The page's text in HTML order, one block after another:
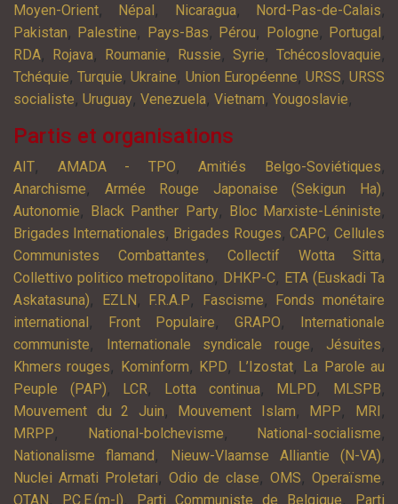
Moyen-Orient, Népal , Nicaragua, Nord-Pas-de-Calais,
Pakistan, Palestine, Pays-Bas, Pérou, Pologne, Portugal ,
RDA, Rojava, Roumanie, Russie, Syrie, Tchécoslovaquie,
Tchéquie,Turquie,Ukraine, Union Européenne, URSS,URSS
socialiste, Uruguay, Venezuela, Vietnam, Yougoslavie,
Partis et organisations
AIT, AMADA - TPO,Amitiés Belgo-Soviétiques,
Anarchisme, Armée Rouge Japonaise (Sekigun Ha),
Autonomie, Black Panther Party, Bloc Marxiste-Léniniste,
Brigades Internationales, Brigades Rouges, CAPC,Cellules
Communistes Combattantes, Collectif Wotta Sitta,
Collettivo politico metropolitano, DHKP-C, ETA (Euskadi Ta
Askatasuna), EZLN , F.R.A.P, Fascisme,
Fonds monétaire
international , Front Populaire, GRAPO,
Internationale
communiste, Internationale syndicale rouge, Jésuites,
Khmers rouges, Kominform, KPD, L’Izostat, La Parole au
Peuple (PAP), LCR, Lotta continua, MLPD, MLSPB,
Mouvement du 2 Juin, Mouvement Islam, MPP, MRI ,
MRPP, National-bolchevisme, National-socialisme,
Nationalisme flamand , Nieuw-Vlaamse Alliantie (N-VA),
Nuclei Armati Proletari, Odio de clase,OMS,Operaïsme,
OTAN , P.C.E.(m-l), Parti Communiste de Belgique,
Parti